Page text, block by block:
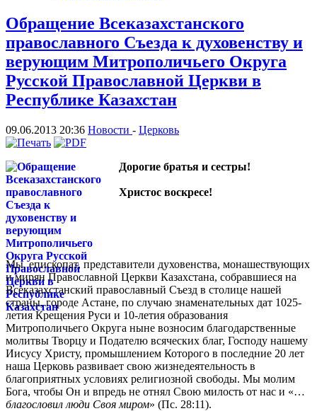
Обращение Всеказахстанского
православного Съезда к духовенству и
верующим Митрополичьего Округа
Русской Православной Церкви в
Республике Казахстан
09.06.2013 20:36 Новости - Церковь
Дорогие братья и сестры!
Христос воскресе!
Мы, епископат, представители духовенства, монашествующих
и мирян Православной Церкви Казахстана, собравшиеся на
Всеказахстанский православный Съезд в столице нашей
страны, городе Астане, по случаю знаменательных дат 1025-
летия Крещения Руси и 10-летия образования
Митрополичьего Округа ныне возносим благодарственные
молитвы Творцу и Подателю всяческих благ, Господу нашему
Иисусу Христу, промышлением Которого в последние 20 лет
наша Церковь развивает свою жизнедеятельность в
благоприятных условиях религиозной свободы. Мы молим
Бога, чтобы Он и впредь не отнял Свою милость от нас и «…
благословил люди Своя миром» (Пс. 28:11).